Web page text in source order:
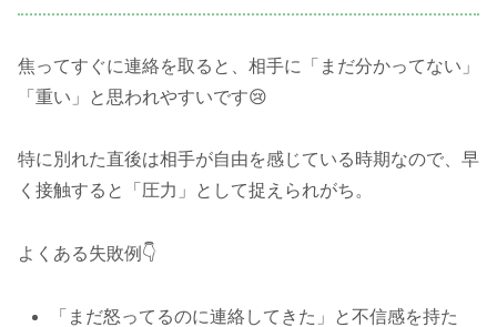
焦ってすぐに連絡を取ると、相手に「まだ分かってない」
「重い」と思われやすいです😢
特に別れた直後は相手が自由を感じている時期なので、早
く接触すると「圧力」として捉えられがち。
よくある失敗例👇
「まだ怒ってるのに連絡してきた」と不信感を持た